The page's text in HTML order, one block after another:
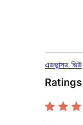
এডভান্সড ভিউ
Ratings